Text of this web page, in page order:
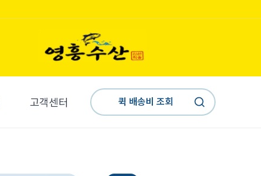
고객센터 퀵 배송비 조회